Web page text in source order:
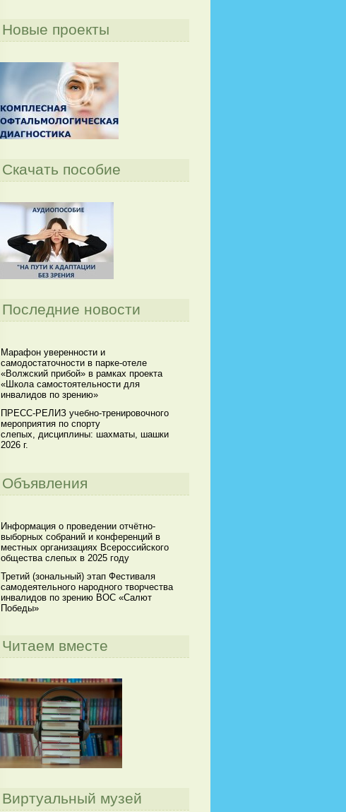
Новые проекты
Скачать пособие
Последние новости
Марафон уверенности и
самодостаточности в парке-отеле
«Волжский прибой» в рамках проекта
«Школа самостоятельности для
инвалидов по зрению»
ПРЕСС-РЕЛИЗ учебно-тренировочного
мероприятия по спорту
слепых, дисциплины: шахматы, шашки
2026 г.
Объявления
Информация о проведении отчётно-
выборных собраний и конференций в
местных организациях Всероссийского
общества слепых в 2025 году
Третий (зональный) этап Фестиваля
самодеятельного народного творчества
инвалидов по зрению ВОС «Салют
Победы»
Читаем вместе
Виртуальный музей